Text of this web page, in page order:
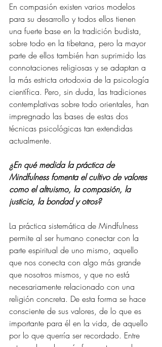
En compasión existen varios modelos
para su desarrollo y todos ellos tienen
una fuerte base en la tradición budista,
sobre todo en la tibetana, pero la mayor
parte de ellos también han suprimido las
connotaciones religiosas y se adaptan a
la más estricta ortodoxia de la psicología
científica. Pero, sin duda, las tradiciones
contemplativas sobre todo orientales, han
impregnado las bases de estas dos
técnicas psicológicas tan extendidas
actualmente.
¿En qué medida la práctica de
Mindfulness fomenta el cultivo de valores
como el altruismo, la compasión, la
justicia, la bondad y otros?
La práctica sistemática de Mindfulness
permite al ser humano conectar con la
parte espiritual de uno mismo, aquello
que nos conecta con algo más grande
que nosotros mismos, y que no está
necesariamente relacionado con una
religión concreta. De esta forma se hace
consciente de sus valores, de lo que es
importante para él en la vida, de aquello
por lo que querría ser recordado. Entre